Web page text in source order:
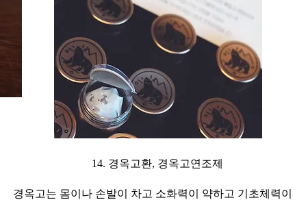
14. 경옥고환, 경옥고연조제​
경옥고는 몸이나 손발이 차고 소화력이 약하고 기초체력이